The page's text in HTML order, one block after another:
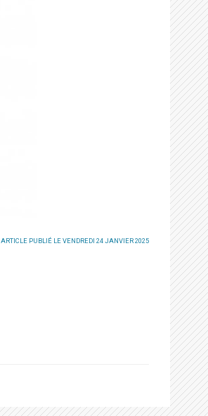
ARTICLE PUBLIÉ LE VENDREDI 24 JANVIER 2025